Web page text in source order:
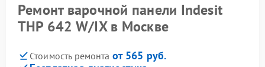
Ремонт варочной панели Indesit
THP 642 W/IX в Москве
Стоимость ремонта от 565 руб.